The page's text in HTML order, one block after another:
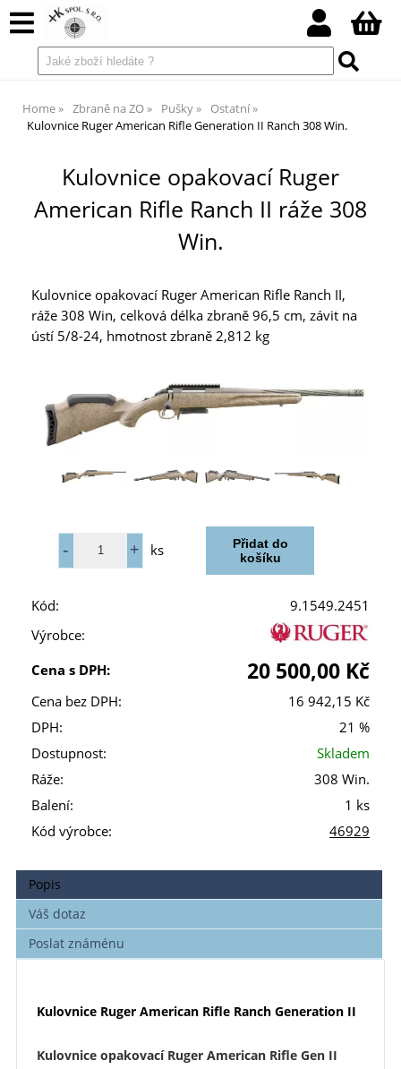
Home Zbraně na ZO Pušky
Ostatní
Kulovnice Ruger American Rifle Generation II Ranch 308 Win.
Kulovnice opakovací Ruger
American Rifle Ranch II ráže 308
Win.
Kulovnice opakovací Ruger American Rifle Ranch II,
ráže 308 Win, celková délka zbraně 96,5 cm, závit na
ústí 5/8-24, hmotnost zbraně 2,812 kg
ks
Kód:
9.1549.2451
Výrobce:
Cena s DPH:
20 500,00 Kč
Cena bez DPH:
16 942,15 Kč
DPH:
21 %
Dostupnost:
Skladem
Ráže:
308 Win.
Balení:
1 ks
Kód výrobce:
46929
Popis
Váš dotaz
Poslat známénu
Kulovnice Ruger American Rifle Ranch Generation II
Kulovnice opakovací Ruger American Rifle Gen II